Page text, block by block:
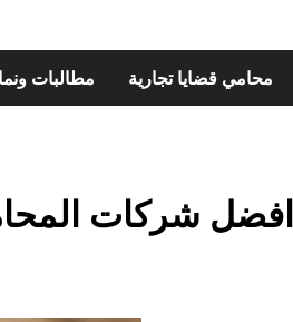
مطالبات محامي قضايا تجارية
افضل شركات